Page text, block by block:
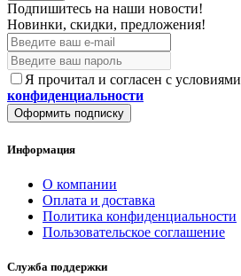
Подпишитесь на наши новости!
Новинки, скидки, предложения!
Я прочитал и согласен с условиями
конфиденциальности
Оформить подписку
Информация
О компании
Оплата и доставка
Политика конфиденциальности
Пользовательское соглашение
Служба поддержки